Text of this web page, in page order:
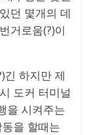
던 몇개의 데
거로움(?)이
긴 하지만 제
도커 터미널
을 시켜주는
을 할때는